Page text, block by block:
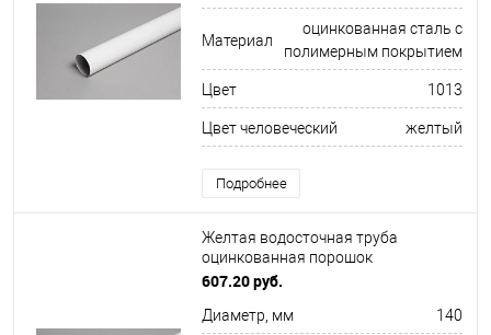
Материал
оцинкованная сталь с
полимерным покрытием
Цвет 1013
Цвет человеческий желтый
Подробнее
Желтая водосточная труба
оцинкованная порошок
ф140х1250мм RAL 1034
607.20 руб.
Диаметр, мм 140